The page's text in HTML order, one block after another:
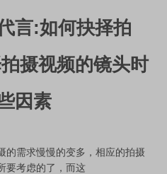
言:如何抉择拍
摄视频的镜头时
因素
需求慢慢的变多，相应的拍摄
要考虑的了，而这